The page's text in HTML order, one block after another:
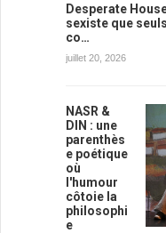
Desperate
sexiste que
co…
juillet 20, 2026
NASR &
DIN : une
parenthès
e poétique
où
l'humour
côtoie la
philosophi
e